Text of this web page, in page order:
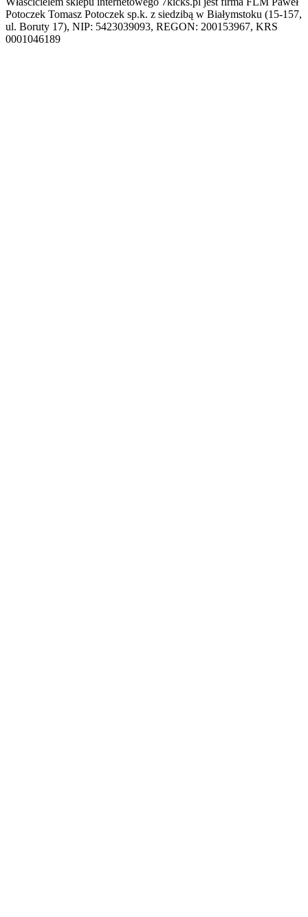
Potoczek Tomasz Potoczek sp.k. z siedzibą w Białymstoku (15-157,
ul. Boruty 17), NIP: 5423039093, REGON: 200153967, KRS
0001046189